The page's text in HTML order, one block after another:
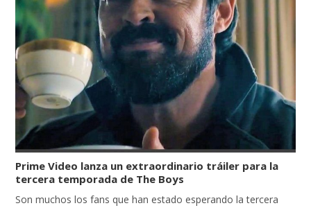
Prime Video lanza un extraordinario tráiler para la
tercera temporada de The Boys
Son muchos los fans que han estado esperando la tercera